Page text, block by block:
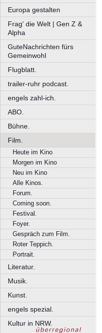
Europa gestalten
Frag' die Welt | Gen Z &
Alpha
GuteNachrichten fürs
Gemeinwohl
Flugblatt.
trailer-ruhr podcast.
engels zahl-ich.
ABO.
Bühne.
Film.
Heute im Kino
Morgen im Kino
Neu im Kino
Alle Kinos.
Forum.
Coming soon.
Festival.
Foyer.
Gespräch zum Film.
Roter Teppich.
Portrait.
Literatur.
Musik.
Kunst.
engels spezial.
Kultur in NRW.